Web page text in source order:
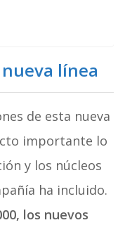
línea
de esta nueva
importante lo
y los núcleos
ha incluido.
los nuevos